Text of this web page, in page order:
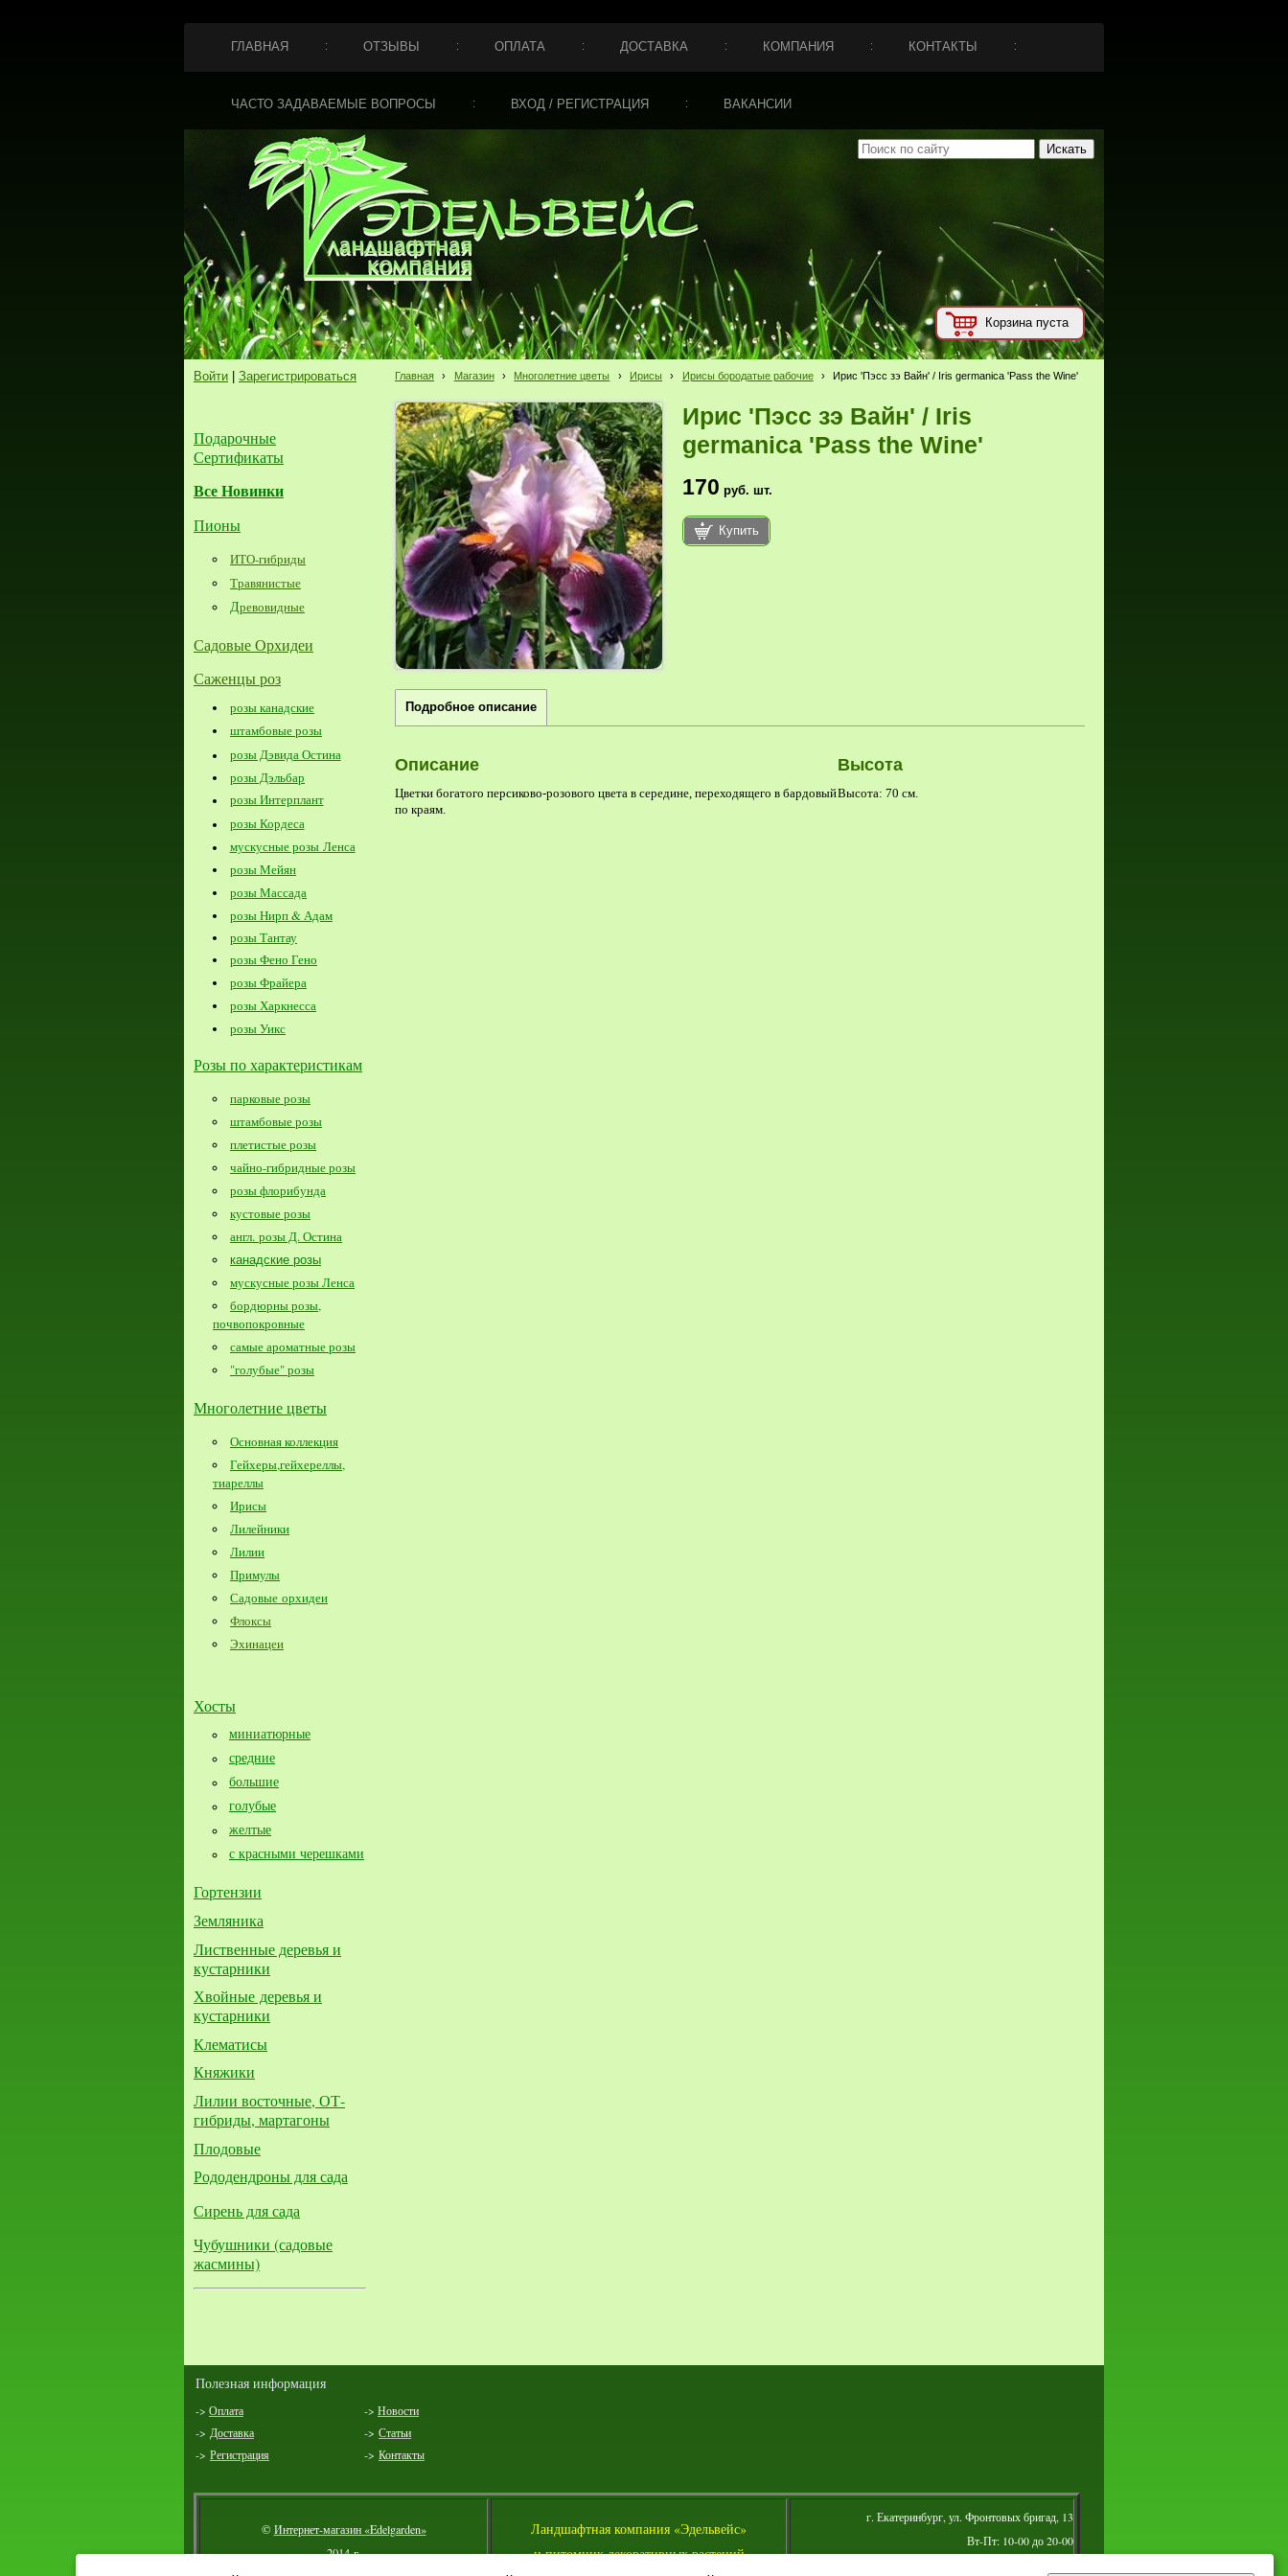
ГЛАВНАЯ ОТЗЫВЫ ОПЛАТА ДОСТАВКА КОМПАНИЯ КОНТАКТЫ
ЧАСТО ЗАДАВАЕМЫЕ ВОПРОСЫ ВХОД / РЕГИСТРАЦИЯ ВАКАНСИИ
Корзина пуста
Войти Зарегистрироваться
Подарочные
Сертификаты
Все Новинки
Пионы
ИТО-гибриды
Травянистые
Древовидные
Садовые Орхидеи
Саженцы роз
розы канадские
штамбовые розы
розы Дэвида Остина
розы Дэльбар
розы Интерплант
розы Кордеса
мускусные розы Ленса
розы Мейян
розы Массада
розы Нирп & Адам
розы Тантау
розы Фено Гено
розы Фрайера
розы Харкнесса
розы Уикс
Розы по характеристикам
парковые розы
штамбовые розы
плетистые розы
чайно-гибридные розы
розы флорибунда
кустовые розы
англ. розы Д. Остина
канадские розы
мускусные розы Ленса
бордюрны розы,
почвопокровные
самые ароматные розы
"голубые" розы
Многолетние цветы
Основная коллекция
Гейхеры,гейхереллы,
тиареллы
Ирисы
Лилейники
Лилии
Примулы
Садовые орхидеи
Флоксы
Эхинацеи
Хосты
миниатюрные
средние
большие​
голубые
желтые
с красными черешками
Гортензии
Земляника
Лиственные деревья и
кустарники
Хвойные деревья и
кустарники
Клематисы
Княжики
Лилии восточные, ОТ-
гибриды, мартагоны
Плодовые
Рододендроны для сада
Сирень для сада
Чубушники (садовые
жасмины)
Главная › Магазин › Многолетние цветы › Ирисы › Ирисы бородатые рабочие › Ирис 'Пэсс зэ Вайн' / Iris germanica 'Pass the Wine'
Ирис 'Пэсс зэ Вайн' / Iris
germanica 'Pass the Wine'
170 руб. шт.
Купить
Подробное описание
Описание Высота
Цветки богатого персиково-розового цвета в середине, переходящего в бардовый
по краям.
Высота: 70 см.
Полезная информация
-> Оплата -> Новости
-> Доставка -> Статьи
-> Регистрация -> Контакты
©Интернет-магазин «Edelgarden»
2014 г.
Ландшафтная компания «Эдельвейс»
и питомник декоративных растений
г. Екатеринбург, ул. Фронтовых бригад, 13
Вт-Пт: 10-00 до 20-00